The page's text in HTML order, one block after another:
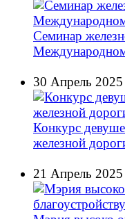
Семинар
30 Апрель 2025
Конкурс
железной
21 Апрель 2025